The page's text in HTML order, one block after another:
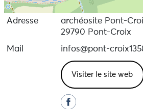
Adresse
archéosite Pont-
29790 Pont-Croix
Mail
infos@pont-
Visiter le site web